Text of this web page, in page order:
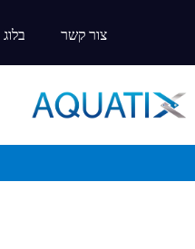
צור קשר בלוג